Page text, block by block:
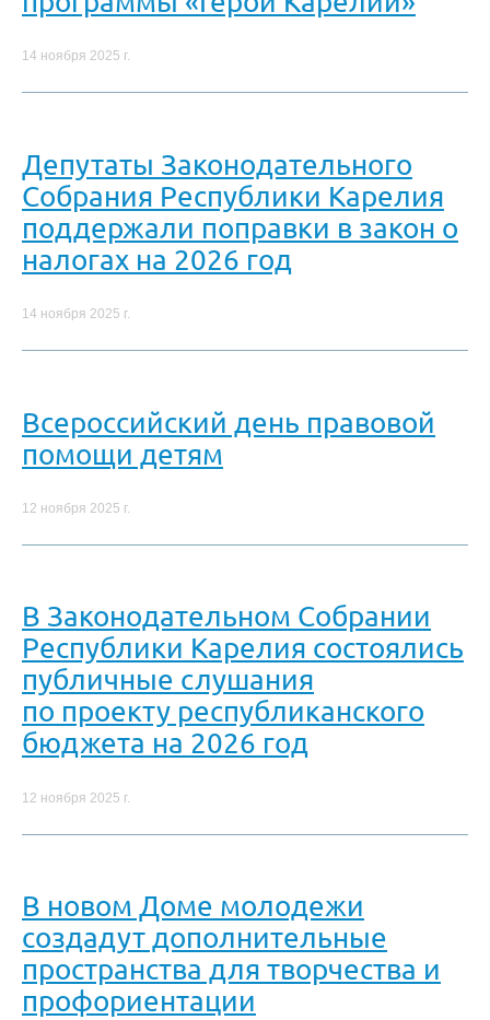
14 ноября 2025 г.
Депутаты Законодательного
Собрания Республики Карелия
поддержали поправки в закон о
налогах на 2026 год
14 ноября 2025 г.
Всероссийский день правовой
помощи детям
12 ноября 2025 г.
В Законодательном Собрании
Республики Карелия состоялись
публичные слушания
по проекту республиканского
бюджета на 2026 год
12 ноября 2025 г.
В новом Доме молодежи
создадут дополнительные
пространства для творчества и
профориентации